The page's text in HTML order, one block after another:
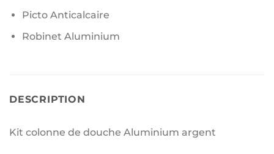
Picto Anticalcaire
Robinet Aluminium
DESCRIPTION
Kit colonne de douche Aluminium argent